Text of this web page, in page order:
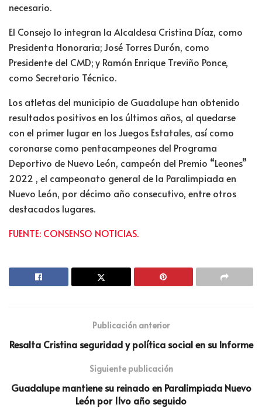
necesario.
El Consejo lo integran la Alcaldesa Cristina Díaz, como
Presidenta Honoraria; José Torres Durón, como
Presidente del CMD; y Ramón Enrique Treviño Ponce,
como Secretario Técnico.
Los atletas del municipio de Guadalupe han obtenido
resultados positivos en los últimos años, al quedarse
con el primer lugar en los Juegos Estatales, así como
coronarse como pentacampeones del Programa
Deportivo de Nuevo León, campeón del Premio “Leones”
2022 , el campeonato general de la Paralimpiada en
Nuevo León, por décimo año consecutivo, entre otros
destacados lugares.
FUENTE: CONSENSO NOTICIAS.
Publicación anterior
Resalta Cristina seguridad y política social en su Informe
Siguiente publicación
Guadalupe mantiene su reinado en Paralimpiada Nuevo
León por 11vo año seguido